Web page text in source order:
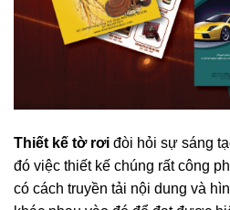
Thiết kế tờ rơi đòi hỏi sự sáng
đó việc thiết kế chúng rất công
có cách truyền tải nội dung và